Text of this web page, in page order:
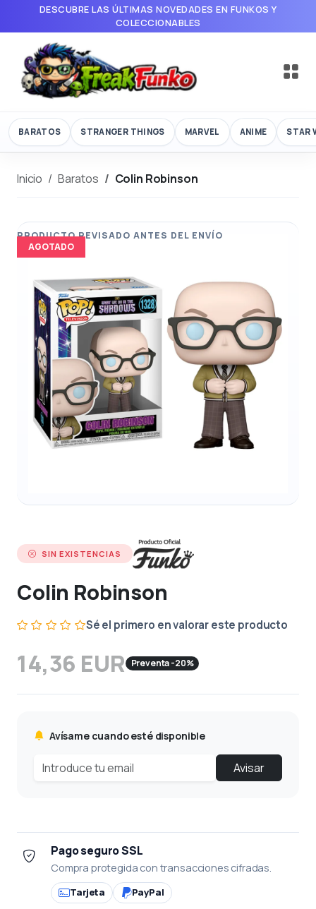
DESCUBRE LAS ÚLTIMAS NOVEDADES EN FUNKOS Y
COLECCIONABLES
BARATOS STRANGER THINGS MARVEL ANIME STAR
Inicio Baratos Colin Robinson
AGOTADO
SIN EXISTENCIAS
Colin Robinson
Sé el primero en valorar este producto
14,36 EUR Preventa -20%
Avísame cuando esté disponible
Avisar
Pago seguro SSL
Compra protegida con transacciones cifradas.
Tarjeta PayPal